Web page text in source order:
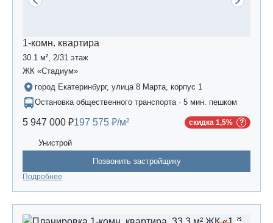
1-комн. квартира
30.1 м², 2/31 этаж
ЖК «Стадиум»
город Екатеринбург, улица 8 Марта, корпус 1
Остановка общественного транспорта · 5 мин. пешком
5 947 000 ₽197 575 ₽/м² скидка 1,5%
Унистрой
Позвонить застройщику
Подробнее